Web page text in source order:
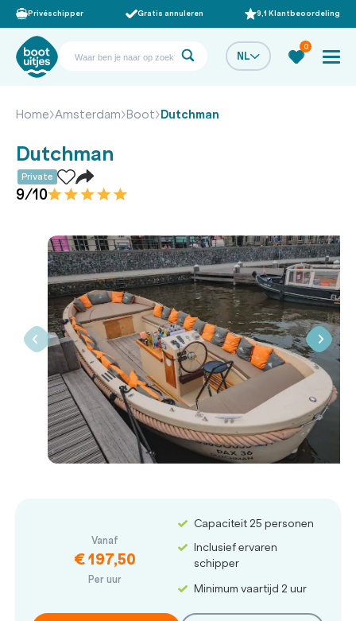
Privéschipper Gratis annuleren 9,1 Klantbeoordeling
NL
0
Home Amsterdam Boot Dutchman
Dutchman
Private
9/10
Vanaf
€ 197,50
Per uur
Capaciteit 25 personen
Inclusief ervaren
schipper
Minimum vaartijd 2 uur